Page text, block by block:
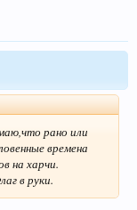
рано или
времена
на харчи.
в руки.